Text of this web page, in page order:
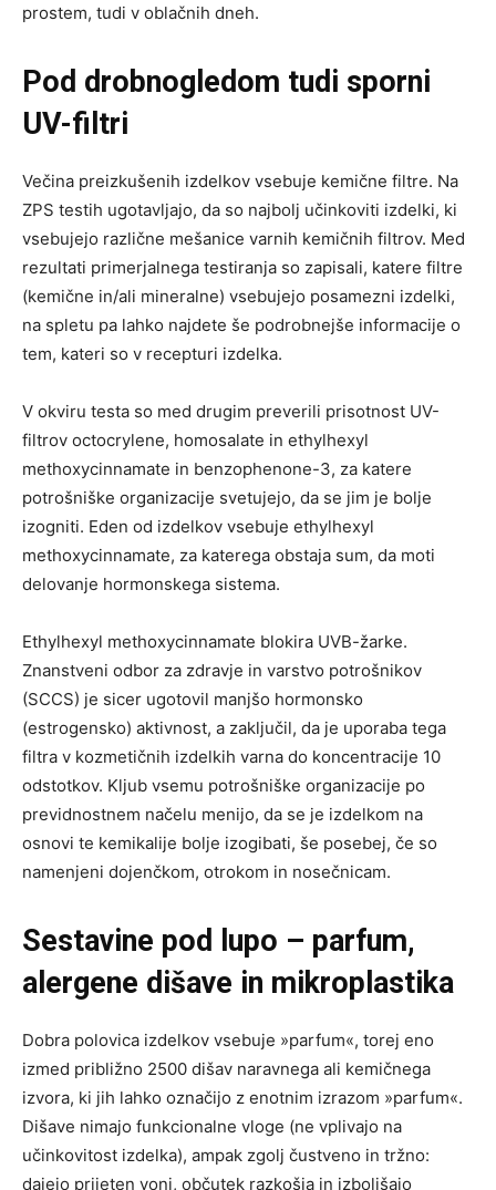
prostem, tudi v oblačnih dneh.
Pod drobnogledom tudi sporni
UV-filtri
Večina preizkušenih izdelkov vsebuje kemične filtre. Na
ZPS testih ugotavljajo, da so najbolj učinkoviti izdelki, ki
vsebujejo različne mešanice varnih kemičnih filtrov. Med
rezultati primerjalnega testiranja so zapisali, katere filtre
(kemične in/ali mineralne) vsebujejo posamezni izdelki,
na spletu pa lahko najdete še podrobnejše informacije o
tem, kateri so v recepturi izdelka.
V okviru testa so med drugim preverili prisotnost UV-
filtrov octocrylene, homosalate in ethylhexyl
methoxycinnamate in benzophenone-3, za katere
potrošniške organizacije svetujejo, da se jim je bolje
izogniti. Eden od izdelkov vsebuje ethylhexyl
methoxycinnamate, za katerega obstaja sum, da moti
delovanje hormonskega sistema.
Ethylhexyl methoxycinnamate blokira UVB-žarke.
Znanstveni odbor za zdravje in varstvo potrošnikov
(SCCS) je sicer ugotovil manjšo hormonsko
(estrogensko) aktivnost, a zaključil, da je uporaba tega
filtra v kozmetičnih izdelkih varna do koncentracije 10
odstotkov. Kljub vsemu potrošniške organizacije po
previdnostnem načelu menijo, da se je izdelkom na
osnovi te kemikalije bolje izogibati, še posebej, če so
namenjeni dojenčkom, otrokom in nosečnicam.
Sestavine pod lupo – parfum,
alergene dišave in mikroplastika
Dobra polovica izdelkov vsebuje »parfum«, torej eno
izmed približno 2500 dišav naravnega ali kemičnega
izvora, ki jih lahko označijo z enotnim izrazom »parfum«.
Dišave nimajo funkcionalne vloge (ne vplivajo na
učinkovitost izdelka), ampak zgolj čustveno in tržno:
dajejo prijeten vonj, občutek razkošja in izboljšajo